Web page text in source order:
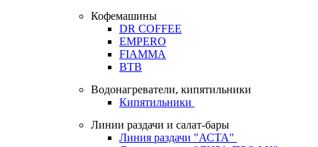
Кофемашины
DR COFFEE
EMPERO
FIAMMA
BTB
Водонагреватели, кипятильники
Кипятильники
Линии раздачи и салат-бары
Линия раздачи "АСТА"